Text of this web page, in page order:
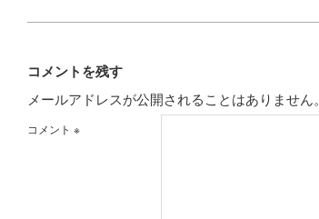
コメントを残す
メールアドレスが公開されることはありません。
コメント ※